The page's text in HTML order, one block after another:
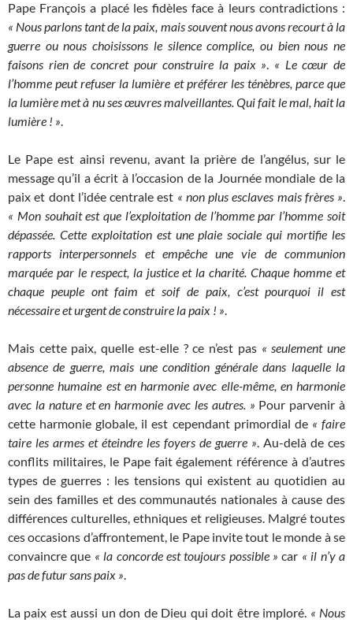
Pape François a placé les fidèles face à leurs contradictions :
« Nous parlons tant de la paix, mais souvent nous avons recourt à la
guerre ou nous choisissons le silence complice, ou bien nous ne
faisons rien de concret pour construire la paix ». « Le cœur de
l’homme peut refuser la lumière et préférer les ténèbres, parce que
la lumière met à nu ses œuvres malveillantes. Qui fait le mal, hait la
lumière ! ».
Le Pape est ainsi revenu, avant la prière de l’angélus, sur le
message qu’il a écrit à l’occasion de la Journée mondiale de la
paix et dont l’idée centrale est « non plus esclaves mais frères ».
« Mon souhait est que l’exploitation de l’homme par l’homme soit
dépassée. Cette exploitation est une plaie sociale qui mortifie les
rapports interpersonnels et empêche une vie de communion
marquée par le respect, la justice et la charité. Chaque homme et
chaque peuple ont faim et soif de paix, c’est pourquoi il est
nécessaire et urgent de construire la paix ! ».
Mais cette paix, quelle est-elle ? ce n’est pas « seulement une
absence de guerre, mais une condition générale dans laquelle la
personne humaine est en harmonie avec elle-même, en harmonie
avec la nature et en harmonie avec les autres. » Pour parvenir à
cette harmonie globale, il est cependant primordial de « faire
taire les armes et éteindre les foyers de guerre ». Au-delà de ces
conflits militaires, le Pape fait également référence à d’autres
types de guerres : les tensions qui existent au quotidien au
sein des familles et des communautés nationales à cause des
différences culturelles, ethniques et religieuses. Malgré toutes
ces occasions d’affrontement, le Pape invite tout le monde à se
convaincre que « la concorde est toujours possible » car « il n’y a
pas de futur sans paix ».
La paix est aussi un don de Dieu qui doit être imploré. « Nous